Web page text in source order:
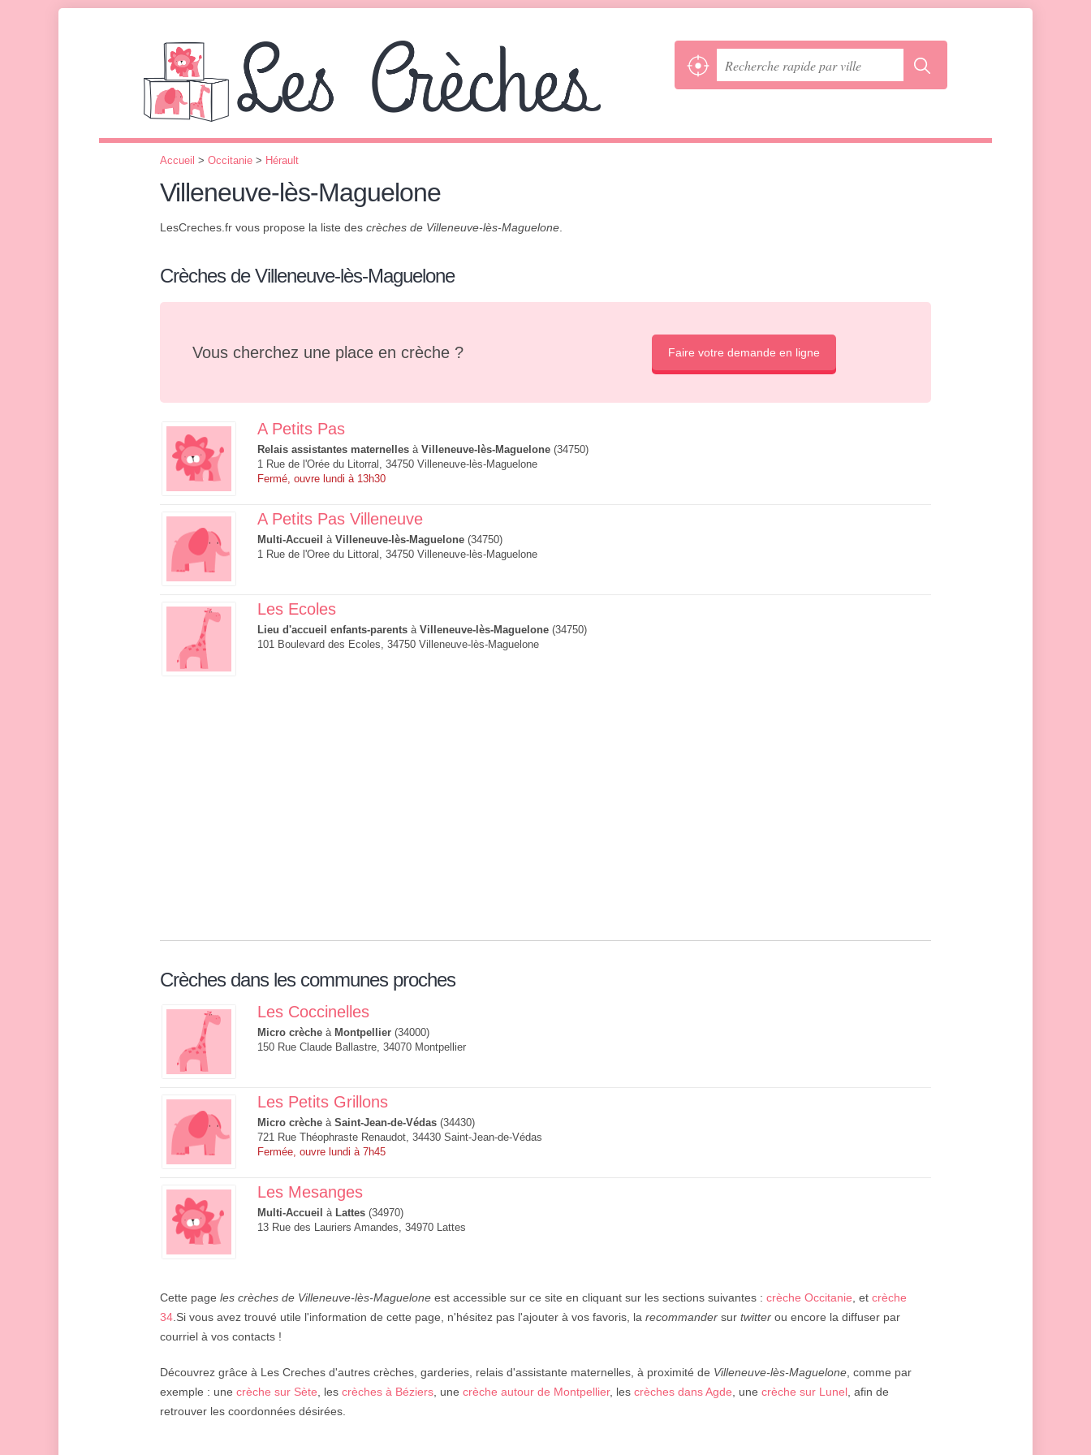
Accueil > Occitanie > Hérault
Villeneuve-lès-Maguelone
LesCreches.fr vous propose la liste des crèches de Villeneuve-lès-Maguelone
Crèches de Villeneuve-lès-Maguelone
Vous cherchez une place en crèche ? Faire votre demande en ligne
A Petits Pas
Relais assistantes maternelles à Villeneuve-lès-Maguelone (34750)
1 Rue de l'Orée du Litorral, 34750 Villeneuve-lès-Maguelone
Fermé, ouvre lundi à 13h30
A Petits Pas Villeneuve
Multi-Accueil à Villeneuve-lès-Maguelone (34750)
1 Rue de l'Oree du Littoral, 34750 Villeneuve-lès-Maguelone
Les Ecoles
Lieu d'accueil enfants-parents à Villeneuve-lès-Maguelone (34750)
101 Boulevard des Ecoles, 34750 Villeneuve-lès-Maguelone
Crèches dans les communes proches
Les Coccinelles
Micro crèche à Montpellier (34000)
150 Rue Claude Ballastre, 34070 Montpellier
Les Petits Grillons
Micro crèche à Saint-Jean-de-Védas (34430)
721 Rue Théophraste Renaudot, 34430 Saint-Jean-de-Védas
Fermée, ouvre lundi à 7h45
Les Mesanges
Multi-Accueil à Lattes (34970)
13 Rue des Lauriers Amandes, 34970 Lattes
Cette page les crèches de Villeneuve-lès-Maguelone est accessible sur ce site en cliquant sur les sections suivantes : crèche Occitanie , et crèche
34 .Si vous avez trouvé utile l'information de cette page, n'hésitez pas l'ajouter à vos favoris, la recommander sur twitter ou encore la diffuser par
courriel à vos contacts !
Découvrez grâce à Les Creches d'autres crèches, garderies, relais d'assistante maternelles, à proximité de Villeneuve-lès-Maguelone , comme par
exemple : une crèche sur Sète , les crèches à Béziers , une crèche autour de Montpellier, les crèches dans Agde , une crèche sur Lunel , afin de
retrouver les coordonnées désirées.